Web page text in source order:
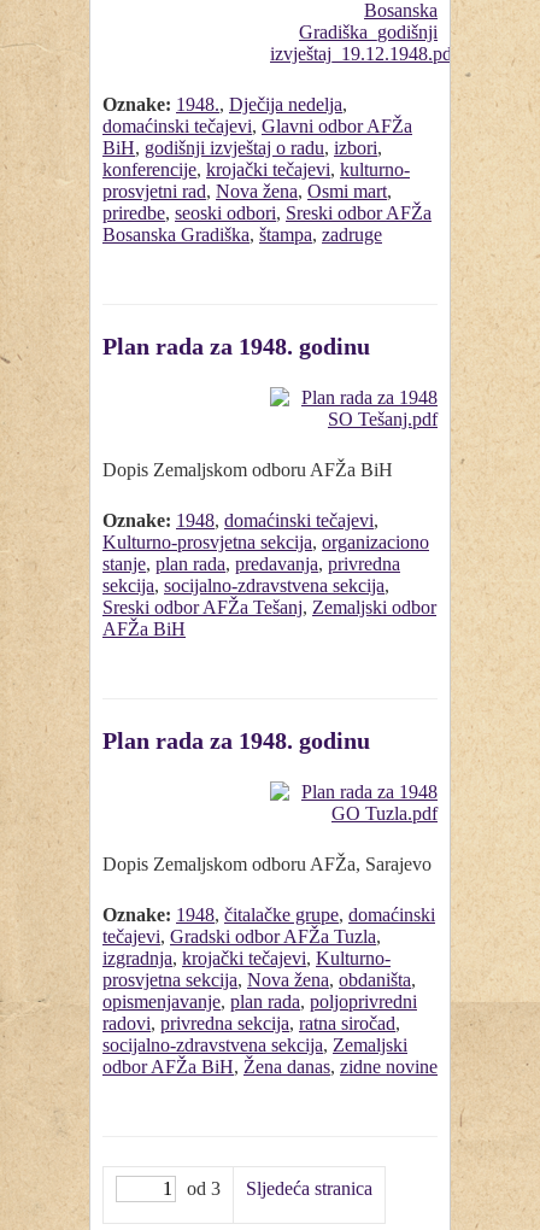
Oznake: 1948., Dječija nedelja,
domaćinski tečajevi, Glavni odbor AFŽa
BiH, godišnji izvještaj o radu, izbori,
konferencije, krojački tečajevi, kulturno-
prosvjetni rad, Nova žena, Osmi mart,
priredbe, seoski odbori, Sreski odbor AFŽa
Bosanska Gradiška, štampa, zadruge
Plan rada za 1948. godinu
Dopis Zemaljskom odboru AFŽa BiH
Oznake: 1948, domaćinski tečajevi,
Kulturno-prosvjetna sekcija, organizaciono
stanje, plan rada, predavanja, privredna
sekcija, socijalno-zdravstvena sekcija,
Sreski odbor AFŽa Tešanj, Zemaljski odbor
AFŽa BiH
Plan rada za 1948. godinu
Dopis Zemaljskom odboru AFŽa, Sarajevo
Oznake: 1948, čitalačke grupe, domaćinski
tečajevi, Gradski odbor AFŽa Tuzla,
izgradnja, krojački tečajevi, Kulturno-
prosvjetna sekcija, Nova žena, obdaništa,
opismenjavanje, plan rada, poljoprivredni
radovi, privredna sekcija, ratna siročad,
socijalno-zdravstvena sekcija, Zemaljski
odbor AFŽa BiH, Žena danas, zidne novine
od 3 Sljedeća stranica